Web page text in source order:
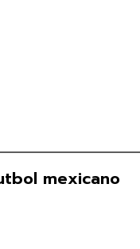
mexicano